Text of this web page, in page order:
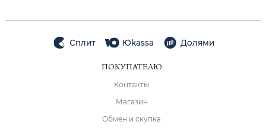
Сплит Юkassa Долями
ПОКУПАТЕЛЮ
Контакты
Магазин
Обмен и скупка